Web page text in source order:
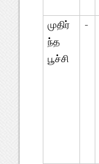
முதிர்
ந்த
பூச்சி
-